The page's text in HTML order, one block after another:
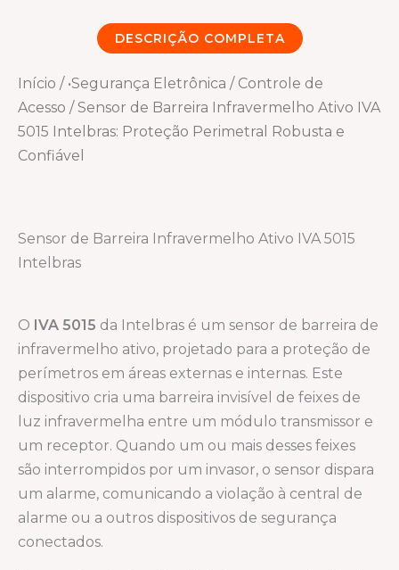
DESCRIÇÃO COMPLETA
Início / •Segurança Eletrônica / Controle de
Acesso / Sensor de Barreira Infravermelho Ativo IVA
5015 Intelbras: Proteção Perimetral Robusta e
Confiável
Sensor de Barreira Infravermelho Ativo IVA 5015
Intelbras
O IVA 5015 da Intelbras é um sensor de barreira de
infravermelho ativo, projetado para a proteção de
perímetros em áreas externas e internas. Este
dispositivo cria uma barreira invisível de feixes de
luz infravermelha entre um módulo transmissor e
um receptor. Quando um ou mais desses feixes
são interrompidos por um invasor, o sensor dispara
um alarme, comunicando a violação à central de
alarme ou a outros dispositivos de segurança
conectados.